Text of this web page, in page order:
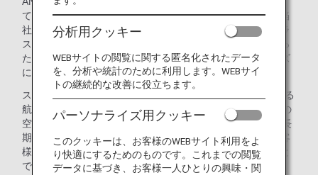
て、お客様と世界を繋ぐよう取り組んでいます。そのため当
社の航空機全般において、ファーストクラス、ビジネスクラ
ス、プレミアムエコノミークラス、エコノミークラスといっ
た様々な客室オプションを備えており、お客様独自のニーズ
にまさに最適なご選択をいただけます。
スター アライアンス加盟航空会社として、当社は35を超える
航空会社と提携し、アジア、欧州と北米の42におよぶ海外の
空港、そして約50の国内空港に就航しています。そこで、長
期休暇の海外旅行にも、世界を巡る旅へのご出発にも、お客
様を目的の地へお連れできることは誇らしく、喜ばしいこと
です。ANAで行く空の旅の準備はできていますか。
分析用クッキー
WEBサイトの閲覧に関する匿名化されたデータ
を、分析や統計のために利用します。WEBサイ
トの継続的な改善に役立ちます。
パーソナライズ用クッキー
このクッキーは、お客様のWEBサイト利用をよ
り快適にするためのものです。これまでの閲覧
データに基づき、お客様一人ひとりの興味・関